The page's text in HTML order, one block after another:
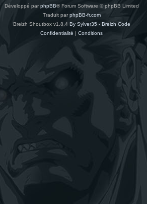
Développé parphpBB® Forum Software © phpBB Limited
Traduit parphpBB-fr.com
Breizh Shoutbox v1.8.4 By Sylver35 - Breizh Code
Confidentialité | Conditions